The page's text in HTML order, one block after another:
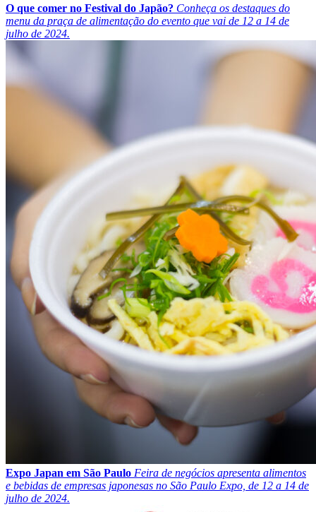
O que comer no Festival do Japão? Conheça os destaques do
menu da praça de alimentação do evento que vai de 12 a 14 de
julho de 2024.
Expo Japan em São Paulo Feira de negócios apresenta alimentos
e bebidas de empresas japonesas no São Paulo Expo, de 12 a 14 de
julho de 2024.